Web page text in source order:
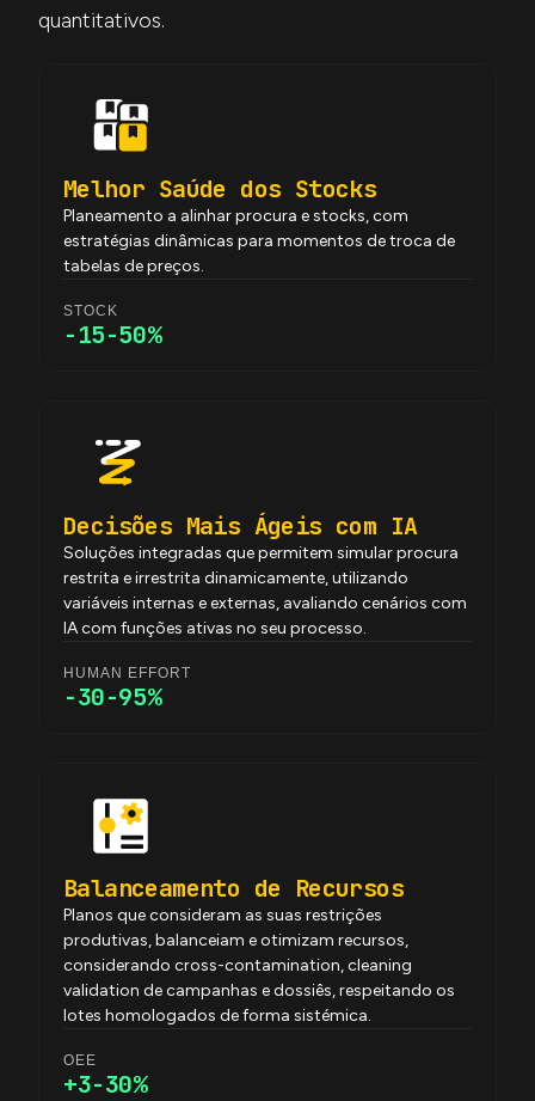
quantitativos.
Melhor Saúde dos Stocks
Planeamento a alinhar procura e stocks, com
estratégias dinâmicas para momentos de troca de
tabelas de preços.
STOCK
-15-50%
Decisões Mais Ágeis com IA
Soluções integradas que permitem simular procura
restrita e irrestrita dinamicamente, utilizando
variáveis internas e externas, avaliando cenários com
IA com funções ativas no seu processo.
HUMAN EFFORT
-30-95%
Balanceamento de Recursos
Planos que consideram as suas restrições
produtivas, balanceiam e otimizam recursos,
considerando cross-contamination, cleaning
validation de campanhas e dossiês, respeitando os
lotes homologados de forma sistémica.
OEE
+3-30%